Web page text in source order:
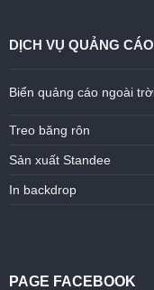
DỊCH VỤ QUẢNG
Biển quảng cáo ngoài
Treo băng rôn
Sản xuất Standee
In backdrop
PAGE FACEBOOK